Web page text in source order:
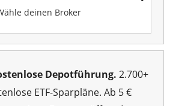
deinen Broker
Depotführung. 2.700+
ETF-Sparpläne. Ab 5 €